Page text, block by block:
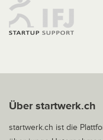
Über startwerk.ch
startwerk.ch ist die